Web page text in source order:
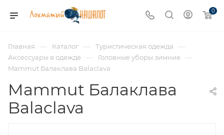
0
Главная — Каталог — Туристическая одежда —
Аксессуары в одежде — Головные уборы зимние —
Mammut Балаклава Balaclava
Mammut Балаклава
Balaclava